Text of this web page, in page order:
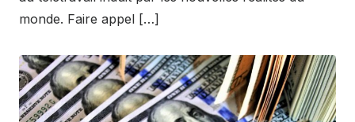
monde. Faire appel […]